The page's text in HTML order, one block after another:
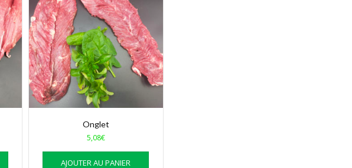
Onglet
5,08€
AJOUTER AU PANIER